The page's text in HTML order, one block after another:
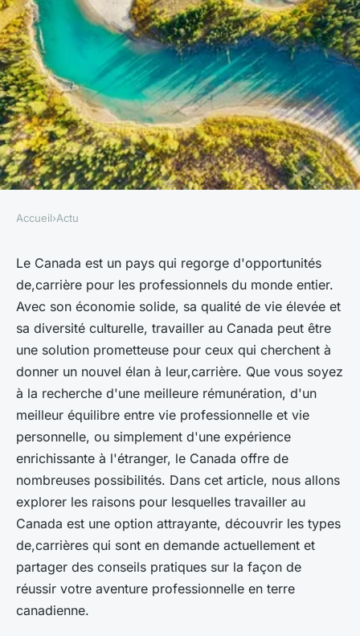
Titre suggéré : "Les
opportunités de carrière en
terre canadienne : pourquoi
travailler au Canada est une
solution prometteuse ?
delphine•19 août 2023•3 min de lecture
Accueil›Actu
Le Canada est un pays qui regorge d'opportunités
de,carrière pour les professionnels du monde entier.
Avec son économie solide, sa qualité de vie élevée et
sa diversité culturelle, travailler au Canada peut être
une solution prometteuse pour ceux qui cherchent à
donner un nouvel élan à leur,carrière. Que vous soyez
à la recherche d'une meilleure rémunération, d'un
meilleur équilibre entre vie professionnelle et vie
personnelle, ou simplement d'une expérience
enrichissante à l'étranger, le Canada offre de
nombreuses possibilités. Dans cet article, nous allons
explorer les raisons pour lesquelles travailler au
Canada est une option attrayante, découvrir les types
de,carrières qui sont en demande actuellement et
partager des conseils pratiques sur la façon de
réussir votre aventure professionnelle en terre
canadienne.